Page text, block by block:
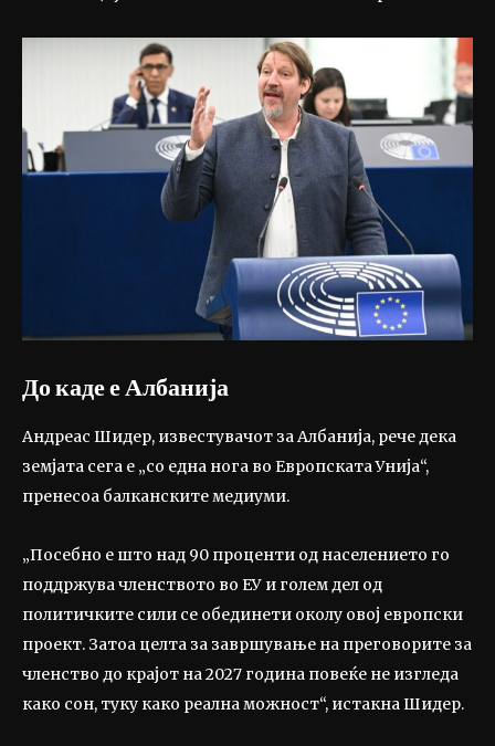
До каде е Албанија
Андреас Шидер, известувачот за Албанија, рече дека
земјата сега е „со една нога во Европската Унија“,
пренесоа балканските медиуми.
„Посебно е што над 90 проценти од населението го
поддржува членството во ЕУ и голем дел од
политичките сили се обединети околу овој европски
проект. Затоа целта за завршување на преговорите за
членство до крајот на 2027 година повеќе не изгледа
како сон, туку како реална можност“, истакна Шидер.